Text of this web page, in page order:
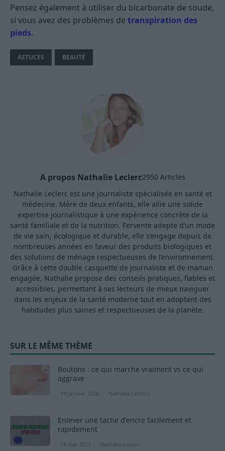
Pensez également à utiliser du bicarbonate de soude,
si vous avez des problèmes de transpiration des
pieds.
ASTUCES BEAUTÉ
A propos Nathalie Leclerc2950 Articles
Nathalie Leclerc est une journaliste spécialisée en santé et
médecine. Mère de deux enfants, elle allie une solide
expertise journalistique à une expérience concrète de la
santé familiale et de la nutrition. Fervente adepte d’un mode
de vie sain, écologique et durable, elle s’engage depuis de
nombreuses années en faveur des produits biologiques et
des solutions de ménage respectueuses de l’environnement.
Grâce à cette double casquette de journaliste et de maman
engagée, Nathalie propose des conseils pratiques, fiables et
accessibles, permettant à ses lecteurs de mieux naviguer
dans les enjeux de la santé moderne tout en adoptant des
habitudes plus saines et respectueuses de la planète.
SUR LE MÊME THÈME
Boutons : ce qui marche vraiment vs ce qui
aggrave
19 janvier 2026 Nathalie Leclerc
Enlever une tache d’encre facilement et
rapidement
18 mai 2023 Nathalie Leclerc